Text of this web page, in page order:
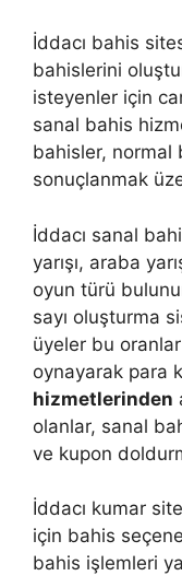
İddacı bahis
bahislerini
isteyenler için
sanal bahis
bahisler, normal
sonuçlanmak
İddacı sanal
yarışı, araba
oyun türü
sayı oluşturma
üyeler bu
oynayarak para
hizmetlerinden
olanlar, sanal
ve kupon
İddacı kumar
için bahis
bahis işlemleri